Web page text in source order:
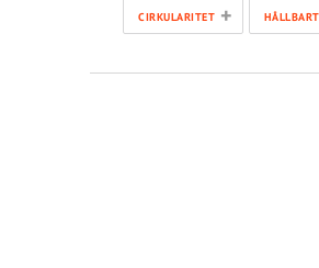
CIRKULARITET +